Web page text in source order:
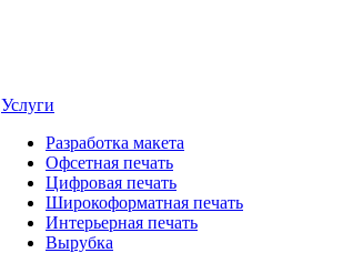
Услуги
Разработка макета
Офсетная печать
Цифровая печать
Широкоформатная печать
Интерьерная печать
Вырубка